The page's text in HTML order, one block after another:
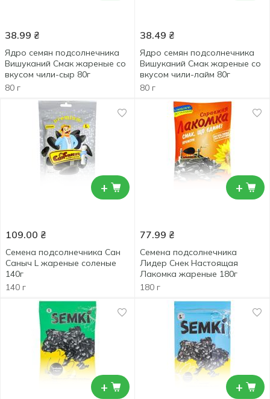
38.99 ₴
Ядро семян подсолнечника
Вишуканий Смак жареные со
вкусом чили-сыр 80г
80 г
38.49 ₴
Ядро семян подсолнечника
Вишуканий Смак жареные со
вкусом чили-лайм 80г
80 г
+
109.00 ₴
Семена подсолнечника Сан
Саныч L жареные соленые
140г
140 г
+
77.99 ₴
Семена подсолнечника
Лидер Снек Настоящая
Лакомка жареные 180г
180 г
+ +